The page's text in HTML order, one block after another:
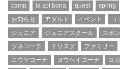
camp la sol bona quest spring
お知らせ
アダルト イベント コ
ジュニア
ジュニアスクール スポ
ツネコーチ
ドリスク ファミリー
ユウヤコーチ
ヨウヘイコーチ ヨガ